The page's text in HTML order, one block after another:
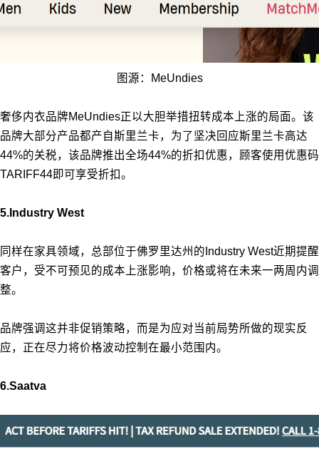
图源：MeUndies
奢侈内衣品牌MeUndies正以大胆举措扭转成本上涨的局面。该
品牌大部分产品都产自斯里兰卡，为了坚决回应斯里兰卡高达
44%的关税，该品牌推出全场44%的折扣优惠，顾客使用优惠码
TARIFF44即可享受折扣。
5.Industry West
同样在家具领域，总部位于佛罗里达州的Industry West近期提醒
客户，受不可预见的成本上涨影响，价格或将在未来一两周内调
整。
品牌强调这并非促销策略，而是为应对当前局势所做的现实反
应，正在尽力将价格波动控制在最小范围内。
6.Saatva